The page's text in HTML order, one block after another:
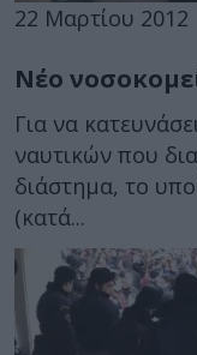
22 Μαρτίου 2012
Νέο
Για να
ναυτικών που
διάστημα, το
(κατά...